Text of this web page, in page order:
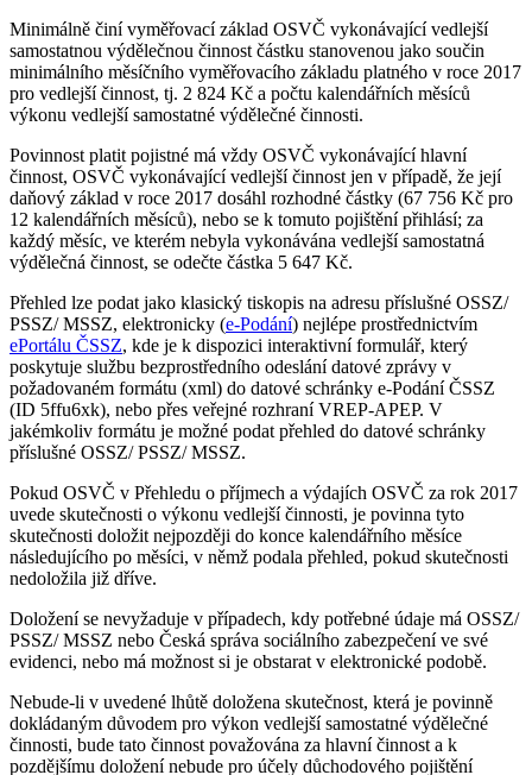
Minimálně činí vyměřovací základ OSVČ vykonávající vedlejší
samostatnou výdělečnou činnost částku stanovenou jako součin
minimálního měsíčního vyměřovacího základu platného v roce 2017
pro vedlejší činnost, tj. 2 824 Kč a počtu kalendářních měsíců
výkonu vedlejší samostatné výdělečné činnosti.
Povinnost platit pojistné má vždy OSVČ vykonávající hlavní
činnost, OSVČ vykonávající vedlejší činnost jen v případě, že její
daňový základ v roce 2017 dosáhl rozhodné částky (67 756 Kč pro
12 kalendářních měsíců), nebo se k tomuto pojištění přihlásí; za
každý měsíc, ve kterém nebyla vykonávána vedlejší samostatná
výdělečná činnost, se odečte částka 5 647 Kč.
Přehled lze podat jako klasický tiskopis na adresu příslušné OSSZ/
PSSZ/ MSSZ, elektronicky (e-Podání) nejlépe prostřednictvím
ePortálu ČSSZ, kde je k dispozici interaktivní formulář, který
poskytuje službu bezprostředního odeslání datové zprávy v
požadovaném formátu (xml) do datové schránky e-Podání ČSSZ
(ID 5ffu6xk), nebo přes veřejné rozhraní VREP-APEP. V
jakémkoliv formátu je možné podat přehled do datové schránky
příslušné OSSZ/ PSSZ/ MSSZ.
Pokud OSVČ v Přehledu o příjmech a výdajích OSVČ za rok 2017
uvede skutečnosti o výkonu vedlejší činnosti, je povinna tyto
skutečnosti doložit nejpozději do konce kalendářního měsíce
následujícího po měsíci, v němž podala přehled, pokud skutečnosti
nedoložila již dříve.
Doložení se nevyžaduje v případech, kdy potřebné údaje má OSSZ/
PSSZ/ MSSZ nebo Česká správa sociálního zabezpečení ve své
evidenci, nebo má možnost si je obstarat v elektronické podobě.
Nebude-li v uvedené lhůtě doložena skutečnost, která je povinně
dokládaným důvodem pro výkon vedlejší samostatné výdělečné
činnosti, bude tato činnost považována za hlavní činnost a k
pozdějšímu doložení nebude pro účely důchodového pojištění